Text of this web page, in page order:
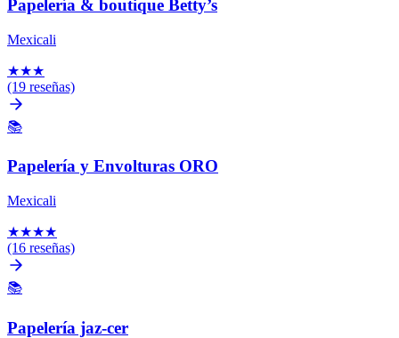
Papelería & boutique Betty’s
Mexicali
★★★
(19 reseñas)
📚
Papelería y Envolturas ORO
Mexicali
★★★★
(16 reseñas)
📚
Papelería jaz-cer